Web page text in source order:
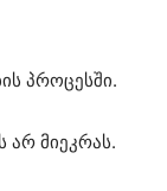
პროცესში.
მიეკრას.